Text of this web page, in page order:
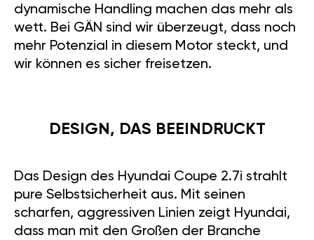
dynamische Handling machen das mehr als
wett. Bei GÄN sind wir überzeugt, dass noch
mehr Potenzial in diesem Motor steckt, und
wir können es sicher freisetzen.
DESIGN, DAS BEEINDRUCKT
Das Design des Hyundai Coupe 2.7i strahlt
pure Selbstsicherheit aus. Mit seinen
scharfen, aggressiven Linien zeigt Hyundai,
dass man mit den Großen der Branche